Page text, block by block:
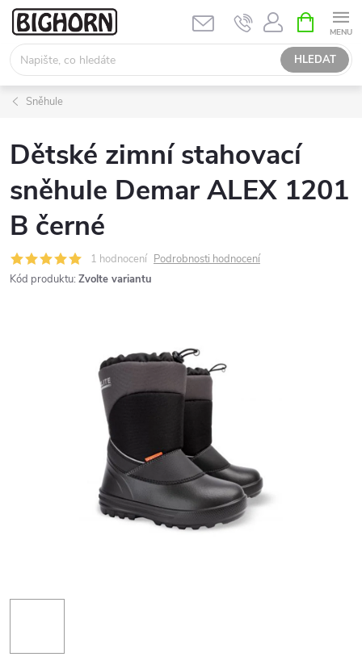
Přejít
obsah
HLEDAT
NÁKUPNÍ
KOŠÍK
Sněhule
Dětské zimní stahovací
sněhule Demar ALEX 1201
B černé
1 hodnocení Podrobnosti hodnocení
Kód produktu: Zvolte variantu